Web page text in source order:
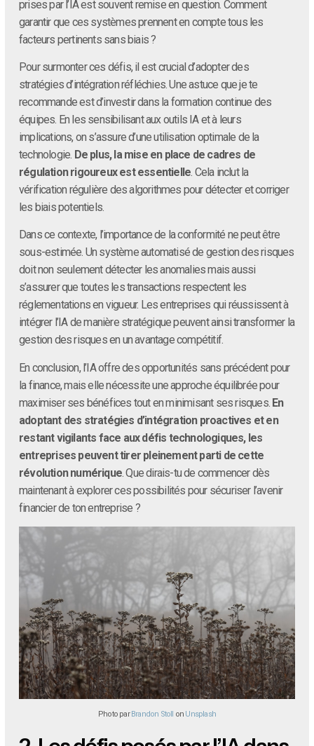
prises par l’IA est souvent remise en question. Comment
garantir que ces systèmes prennent en compte tous les
facteurs pertinents sans biais ?
Pour surmonter ces défis, il est crucial d’adopter des
stratégies d’intégration réfléchies. Une astuce que je te
recommande est d’investir dans la formation continue des
équipes. En les sensibilisant aux outils IA et à leurs
implications, on s’assure d’une utilisation optimale de la
technologie. De plus, la mise en place de cadres de
régulation rigoureux est essentielle. Cela inclut la
vérification régulière des algorithmes pour détecter et corriger
les biais potentiels.
Dans ce contexte, l’importance de la conformité ne peut être
sous-estimée. Un système automatisé de gestion des risques
doit non seulement détecter les anomalies mais aussi
s’assurer que toutes les transactions respectent les
réglementations en vigueur. Les entreprises qui réussissent à
intégrer l’IA de manière stratégique peuvent ainsi transformer la
gestion des risques en un avantage compétitif.
En conclusion, l’IA offre des opportunités sans précédent pour
la finance, mais elle nécessite une approche équilibrée pour
maximiser ses bénéfices tout en minimisant ses risques. En
adoptant des stratégies d’intégration proactives et en
restant vigilants face aux défis technologiques, les
entreprises peuvent tirer pleinement parti de cette
révolution numérique . Que dirais-tu de commencer dès
maintenant à explorer ces possibilités pour sécuriser l’avenir
financier de ton entreprise ?
Photo par Brandon Stoll on Unsplash